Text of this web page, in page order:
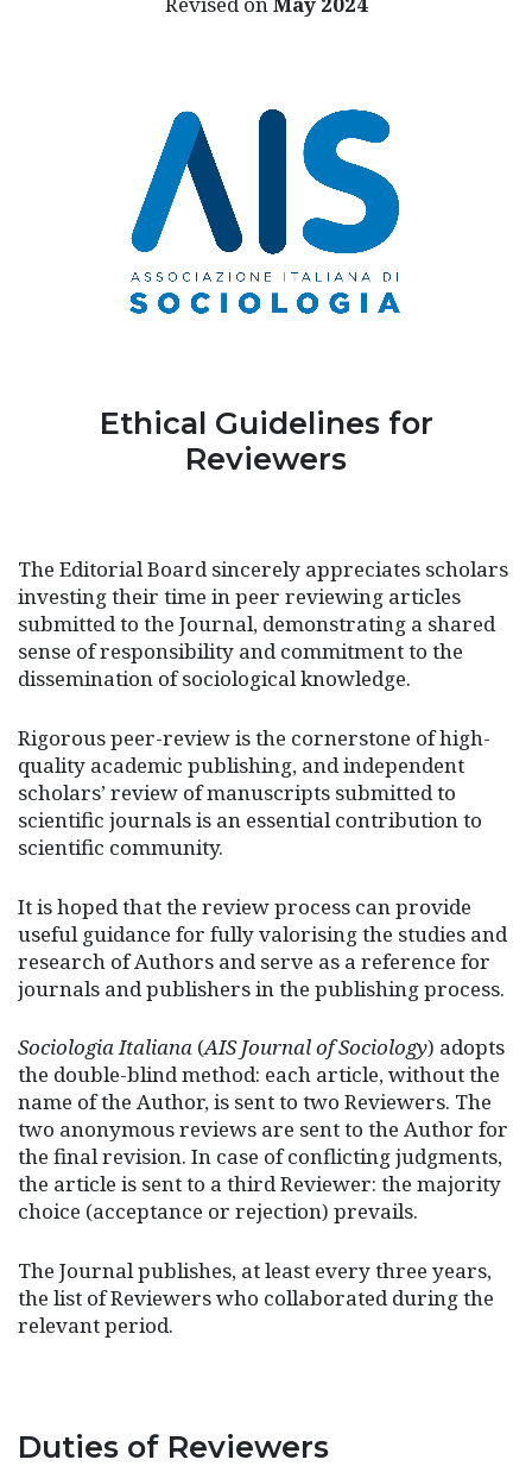
Ethical Guidelines for
Reviewers
The Editorial Board sincerely appreciates scholars
investing their time in peer reviewing articles
submitted to the Journal, demonstrating a shared
sense of responsibility and commitment to the
dissemination of sociological knowledge.
Rigorous peer-review is the cornerstone of high-
quality academic publishing, and independent
scholars’ review of manuscripts submitted to
scientific journals is an essential contribution to
scientific community.
It is hoped that the review process can provide
useful guidance for fully valorising the studies and
research of Authors and serve as a reference for
journals and publishers in the publishing process.
Sociologia Italiana (AIS Journal of Sociology) adopts
the double-blind method: each article, without the
name of the Author, is sent to two Reviewers. The
two anonymous reviews are sent to the Author for
the final revision. In case of conflicting judgments,
the article is sent to a third Reviewer: the majority
choice (acceptance or rejection) prevails.
The Journal publishes, at least every three years,
the list of Reviewers who collaborated during the
relevant period.
Duties of Reviewers